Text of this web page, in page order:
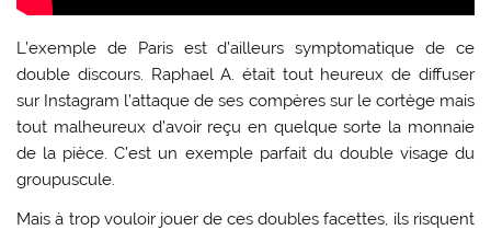
L’exemple de Paris est d’ailleurs symptomatique de ce
double discours. Raphael A. était tout heureux de diffuser
sur Instagram l’attaque de ses compères sur le cortège mais
tout malheureux d’avoir reçu en quelque sorte la monnaie
de la pièce. C’est un exemple parfait du double visage du
groupuscule.
Mais à trop vouloir jouer de ces doubles facettes, ils risquent